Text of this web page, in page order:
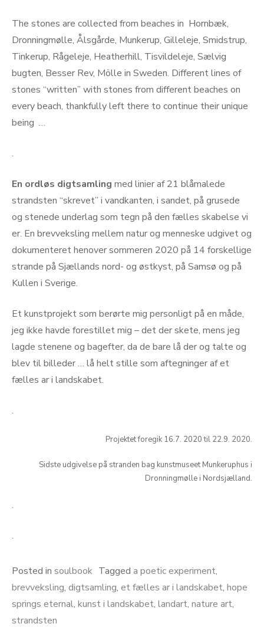
The stones are collected from beaches in Hornbæk,
Dronningmølle, Ålsgårde, Munkerup, Gilleleje, Smidstrup,
Tinkerup, Rågeleje, Heatherhill, Tisvildeleje, Sælvig
bugten, Besser Rev, Mölle in Sweden. Different lines of
stones “written” with stones from different beaches on
every beach, thankfully left there to continue their unique
being …
.
En ordløs digtsamling med linier af 21 blåmalede
strandsten “skrevet” i vandkanten, i sandet, på grusede
og stenede underlag som tegn på den fælles skabelse vi
er. En brevveksling mellem natur og menneske udgivet og
dokumenteret henover sommeren 2020 på 14 forskellige
strande på Sjællands nord- og østkyst, på Samsø og på
Kullen i Sverige.
Et kunstprojekt som berørte mig personligt på en måde,
jeg ikke havde forestillet mig – det der skete, mens jeg
lagde stenene og bagefter, da de bare lå der og talte og
blev til billeder … lå helt stille som aftegninger af et
fælles ar i landskabet.
.
Projektet foregik 16.7. 2020 til 22.9. 2020.
Sidste udgivelse på stranden bag kunstmuseet Munkeruphus i
Dronningmølle i Nordsjælland.
.
.
Posted in soulbook Tagged a poetic experiment,
brevveksling, digtsamling, et fælles ar i landskabet, hope
springs eternal, kunst i landskabet, landart, nature art,
strandsten